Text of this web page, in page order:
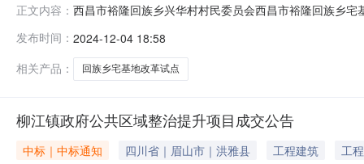
正文内容： 西昌市裕隆回族乡兴华村村民委员会西昌市裕隆回族乡
程有限公司供应商地址：四川省凉山彝族自治州西昌市
工工期项目
发布时间： 2024-12-04 18:58
相关产品：
回族乡宅基地改革试点
柳江镇政府公共区域整治提升项目成交公告
中标｜中标通知 四川省｜眉山市｜洪雅县 工程建筑
工程